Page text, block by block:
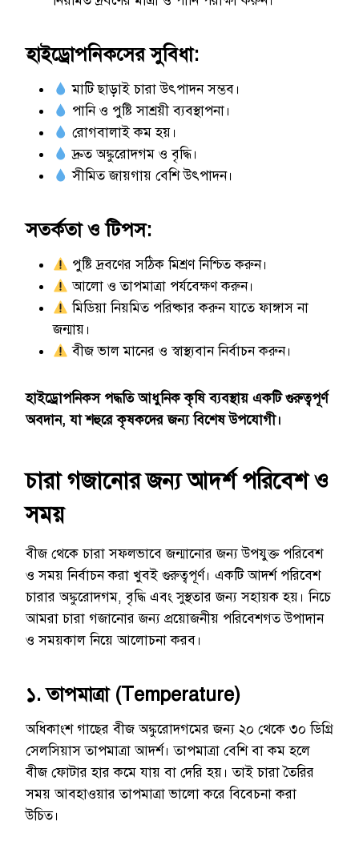
হাইড্রোপনিকসের সুবিধা:
মাটি ছাড়াই চারা উৎপাদন সম্ভব।
পানি ও পুষ্টি সাশ্রয়ী ব্যবস্থাপনা।
রোগবালাই কম হয়।
দ্রুত অঙ্কুরোদগম ও বৃদ্ধি।
সীমিত জায়গায় বেশি উৎপাদন।
সতর্কতা ও টিপস:
পুষ্টি দ্রবণের সঠিক মিশ্রণ নিশ্চিত করুন।
আলো ও তাপমাত্রা পর্যবেক্ষণ করুন।
মিডিয়া নিয়মিত পরিষ্কার করুন যাতে ফাঙ্গাস না
জন্মায়।
বীজ ভাল মানের ও স্বাস্থ্যবান নির্বাচন করুন।
হাইড্রোপনিকস পদ্ধতি আধুনিক কৃষি ব্যবস্থায় একটি গুরুত্বপূর্ণ
অবদান, যা শহুরে কৃষকদের জন্য বিশেষ উপযোগী।
চারা গজানোর জন্য আদর্শ পরিবেশ ও
সময়
বীজ থেকে চারা সফলভাবে জন্মানোর জন্য উপযুক্ত পরিবেশ
ও সময় নির্বাচন করা খুবই গুরুত্বপূর্ণ। একটি আদর্শ পরিবেশ
চারার অঙ্কুরোদগম, বৃদ্ধি এবং সুস্থতার জন্য সহায়ক হয়। নিচে
আমরা চারা গজানোর জন্য প্রয়োজনীয় পরিবেশগত উপাদান
ও সময়কাল নিয়ে আলোচনা করব।
১. তাপমাত্রা (Temperature)
অধিকাংশ গাছের বীজ অঙ্কুরোদগমের জন্য ২০ থেকে ৩০ ডিগ্রি
সেলসিয়াস তাপমাত্রা আদর্শ। তাপমাত্রা বেশি বা কম হলে
বীজ ফোটার হার কমে যায় বা দেরি হয়। তাই চারা তৈরির
সময় আবহাওয়ার তাপমাত্রা ভালো করে বিবেচনা করা
উচিত।